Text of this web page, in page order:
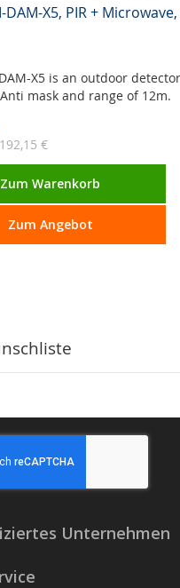
DAM-X5, PIR +
DAM-X5 is an outdoor
mask and range of 12m.
192,15 €
Zum Warenkorb
Zum Angebot
Unternehmen